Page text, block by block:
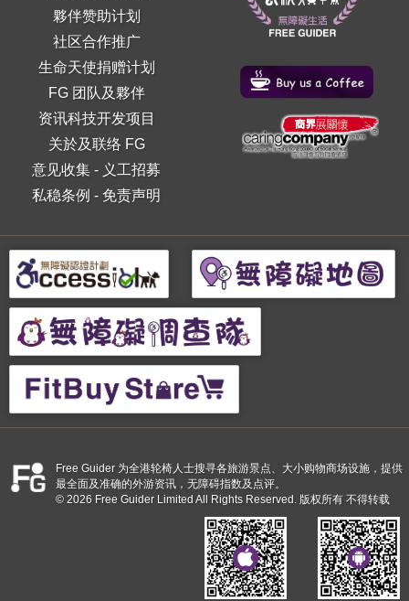
夥伴赞助计划
社区合作推广
生命天使捐赠计划
FG 团队及夥伴
资讯科技开发项目
关於及联络 FG
意见收集 - 义工招募
私稳条例 - 免责声明
Free Guider 为全港轮椅人士搜寻各旅游景点、大小购物商场设施，提供
最全面及准确的外游资讯，无障碍指数及点评。
© 2026 Free Guider Limited All Rights Reserved. 版权所有 不得转载